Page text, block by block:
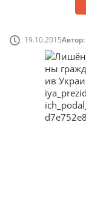
19.10.2015Автор: